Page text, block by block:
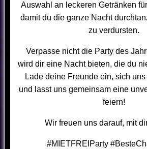
Auswahl an leckeren Getränken
damit du die ganze Nacht
zu verdursten.
Verpasse nicht die Party des
wird dir eine Nacht bieten, die du
Lade deine Freunde ein, sich
und lasst uns gemeinsam eine
feiern!
Wir freuen uns darauf, mit
#MIETFREIParty